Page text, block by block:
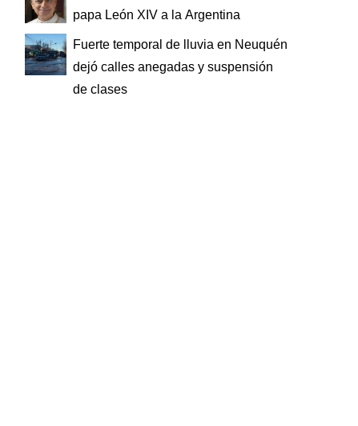
papa León XIV a la Argentina
Fuerte temporal de lluvia en Neuquén
dejó calles anegadas y suspensión
de clases